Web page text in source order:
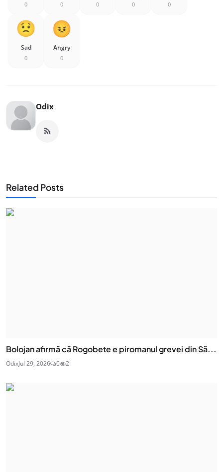
0 0 0 0 0
Sad
0
Angry
0
Odix
Related Posts
Bolojan afirmă că Rogobete e piromanul grevei din Să...
OdixJul 29, 2026 0 2